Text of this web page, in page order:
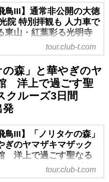
鳥III】通常非公開の大徳
院 特別拝観も 人力車で
東山・紅葉彩る光明寺
で航く錦秋の京都５日
年11月29日(日)出発
ブツーリズム
III】通常非公開の大徳寺
特別拝観も 人力車でめぐる
紅葉彩る光明寺 飛鳥Ⅲで航
京都５日間』2026年11月
)出発の紹介をしていま
アー・旅行のお申込ならク
ーリズム。
tour.club-t.com
の森」と華やぎのヤ
洋上で過ごす聖
クルーズ3日間
発
鳥III】「ノリタケの森」
ぎのヤマザキマザック
洋上で過ごす聖なる
クリスマスクルーズ３
』2026年12月17日(木)
tour.club-t.com